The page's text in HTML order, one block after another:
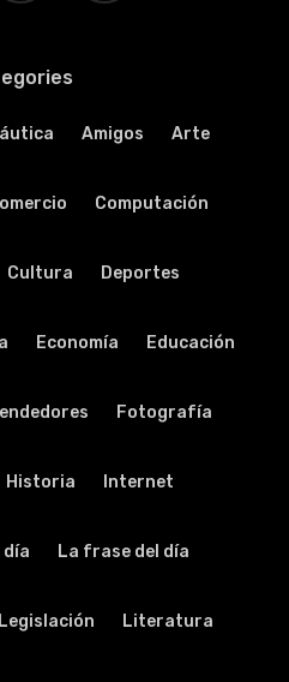
Amigos Arte
Computación
Cultura Deportes
Economía Educación
Fotografía
Historia Internet
La frase del día
Legislación Literatura